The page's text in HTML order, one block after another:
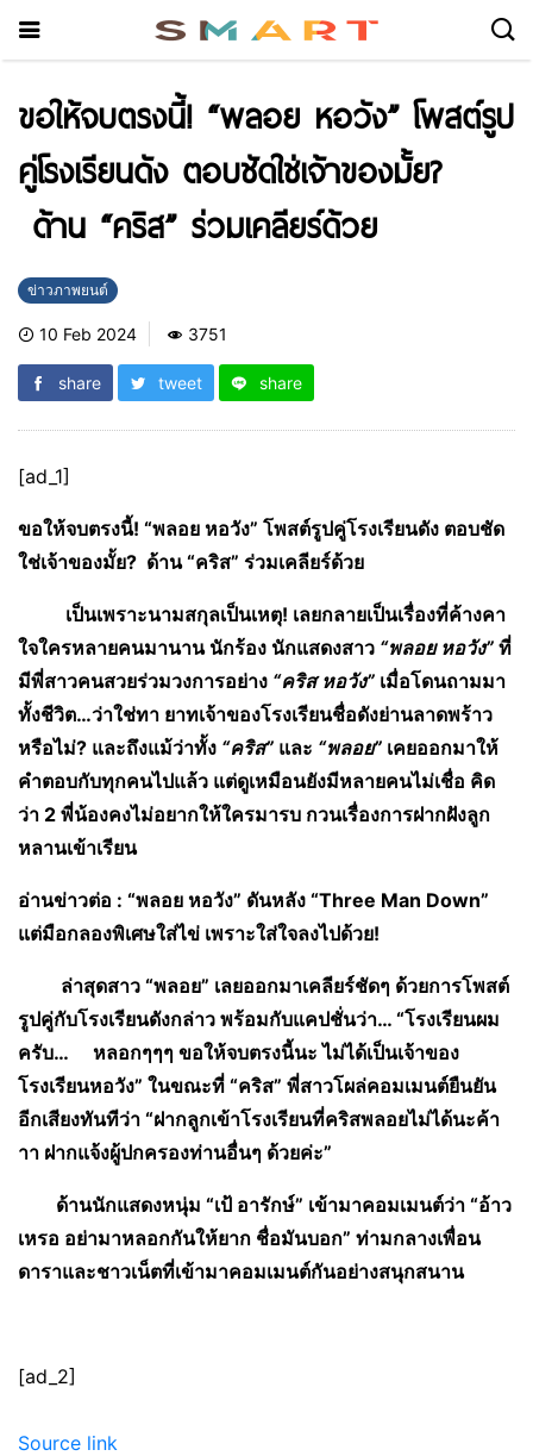
ขอให้จบตรงนี้! “พลอย หอวัง” โพสต์รูป
คู่โรงเรียนดัง ตอบชัดใช่เจ้าของมั้ย?
ด้าน “คริส” ร่วมเคลียร์ด้วย
ข่าวภาพยนต์
10 Feb 2024 3751
share tweet share
[ad_1]
ขอให้จบตรงนี้! “พลอย หอวัง” โพสต์รูปคู่โรงเรียนดัง ตอบชัด
ใช่เจ้าของมั้ย? ด้าน “คริส” ร่วมเคลียร์ด้วย
เป็นเพราะนามสกุลเป็นเหตุ! เลยกลายเป็นเรื่องที่ค้างคา
ใจใครหลายคนมานาน นักร้อง นักแสดงสาว “พลอย หอวัง” ที่
มีพี่สาวคนสวยร่วมวงการอย่าง “คริส หอวัง” เมื่อโดนถามมา
ทั้งชีวิต…ว่าใช่ทา ยาทเจ้าของโรงเรียนชื่อดังย่านลาดพร้าว
หรือไม่? และถึงแม้ว่าทั้ง “คริส” และ “พลอย” เคยออกมาให้
คำตอบกับทุกคนไปแล้ว แต่ดูเหมือนยังมีหลายคนไม่เชื่อ คิด
ว่า 2 พี่น้องคงไม่อยากให้ใครมารบ กวนเรื่องการฝากฝังลูก
หลานเข้าเรียน
อ่านข่าวต่อ : “พลอย หอวัง” ดันหลัง “Three Man Down”
แต่มือกลองพิเศษใส่ไข่ เพราะใส่ใจลงไปด้วย!
ล่าสุดสาว “พลอย” เลยออกมาเคลียร์ชัดๆ ด้วยการโพสต์
รูปคู่กับโรงเรียนดังกล่าว พร้อมกับแคปชั่นว่า… “โรงเรียนผม
ครับ… หลอกๆๆๆ ขอให้จบตรงนี้นะ ไม่ได้เป็นเจ้าของ
โรงเรียนหอวัง” ในขณะที่ “คริส” พี่สาวโผล่คอมเมนต์ยืนยัน
อีกเสียงทันทีว่า “ฝากลูกเข้าโรงเรียนที่คริสพลอยไม่ได้นะค้า
าา ฝากแจ้งผู้ปกครองท่านอื่นๆ ด้วยค่ะ”
ด้านนักแสดงหนุ่ม “เป้ อารักษ์” เข้ามาคอมเมนต์ว่า “อ้าว
เหรอ อย่ามาหลอกกันให้ยาก ชื่อมันบอก” ท่ามกลางเพื่อน
ดาราและชาวเน็ตที่เข้ามาคอมเมนต์กันอย่างสนุกสนาน
[ad_2]
Source link